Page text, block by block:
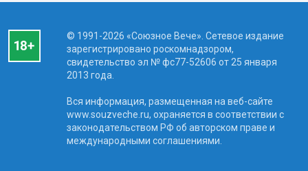
© 1991-2026 «Союзное Вече». Сетевое издание
зарегистрировано роскомнадзором,
свидетельство эл № фc77-52606 от 25 января
2013 года.
Вся информация, размещенная на веб-сайте
www.souzveche.ru, охраняется в соответствии с
законодательством РФ об авторском праве и
международными соглашениями.